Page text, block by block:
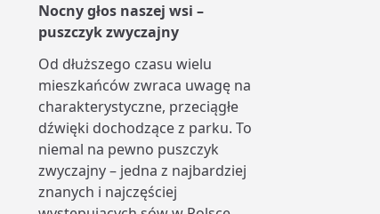
Nocny głos naszej wsi –
puszczyk zwyczajny
Od dłuższego czasu wielu
mieszkańców zwraca uwagę na
charakterystyczne, przeciągłe
dźwięki dochodzące z parku. To
niemal na pewno puszczyk
zwyczajny – jedna z najbardziej
znanych i najczęściej